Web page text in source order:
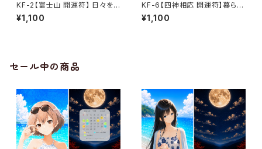
KF-2【富士山 開運符】 日々を
整え、福を招く日本の象徴｜うま
さくセレクト1ヶ月利用コード付
¥1,100
KF-6【四神相応 開運符】暮らし
の運気を整える、四つの守護の
力｜うまさくセレクト1ヶ月利用
¥1,100
セール中の商品